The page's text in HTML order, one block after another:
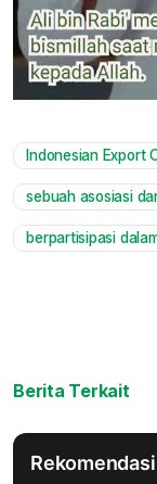
Indonesian Export
sebuah asosiasi
berpartisipasi
Berita Terkait
Rekomendasi